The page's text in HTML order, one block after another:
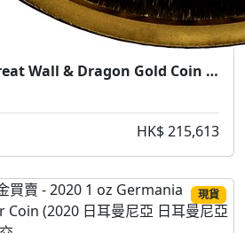
1988 5 oz China Great Wall & Dragon Gold Coin (1988 中國長城龍金幣 5盎司)
HK$ 215,613
現貨